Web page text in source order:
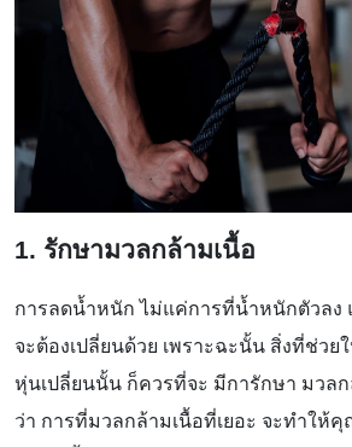
1. รักษามวลกล้ามเนื้อ
การลดน้ำหนัก ไม่แค่การที่น้ำหนักตัวลง
จะต้องเปลี่ยนด้วย เพราะฉะนั้น สิ่งที่ช่วย
หุ่นเปลี่ยนนั้น ก็ควรที่จะ มีการักษา มวลก
ว่า การที่มวลกล้ามเนื้อที่เยอะ จะทำให้